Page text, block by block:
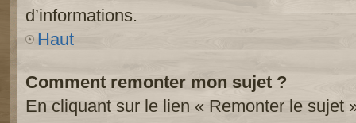
d’informations.
Haut
Comment remonter mon sujet ?
En cliquant sur le lien « Remonter le sujet